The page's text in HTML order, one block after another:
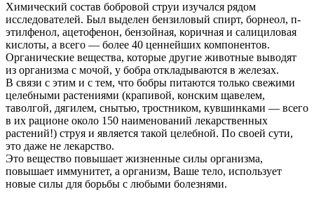
Химический состав бобровой струи изучался рядом
исследователей. Был выделен бензиловый спирт, борнеол, п-
этилфенол, ацетофенон, бензойная, коричная и салициловая
кислоты, а всего — более 40 ценнейших компонентов.
Органические вещества, которые другие животные выводят
из организма с мочой, у бобра откладываются в железах.
В связи с этим и с тем, что бобры питаются только свежими
целебными растениями (крапивой, конским щавелем,
таволгой, дягилем, снытью, тростником, кувшинками — всего
в их рационе около 150 наименований лекарственных
растений!) струя и является такой целебной. По своей сути,
это даже не лекарство.
Это вещество повышает жизненные силы организма,
повышает иммунитет, а организм, Ваше тело, использует
новые силы для борьбы с любыми болезнями.